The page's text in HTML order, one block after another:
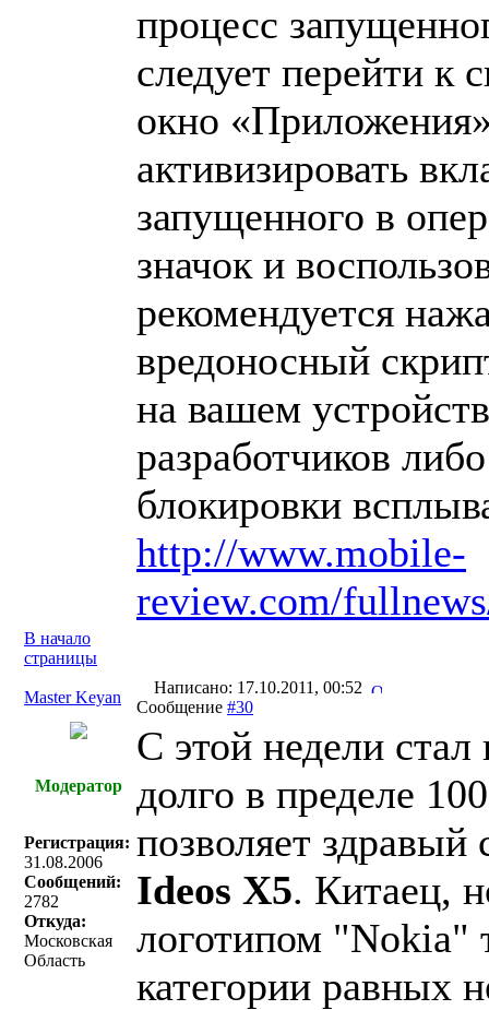
процесс
следует перейти к
окно
активизировать
запущенного в
значок и
рекомендуется
вредоносный
на вашем
разработчиков
блокировки
http://www.mobile-
review.com/
В начало
страницы
Master Keyan
Написано: 17.10.2011, 00:52
Сообщение #30
Модератор
Регистрация:
31.08.2006
Сообщений:
2782
Откуда:
Московская
Область
С этой недели
долго в пределе
позволяет
Ideos X5. Китаец,
логотипом "Nokia"
категории равных